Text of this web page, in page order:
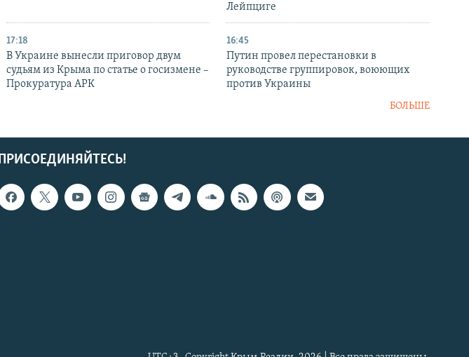
Лейпциге
17:18
В Украине вынесли приговор двум
судьям из Крыма по статье о госизмене –
Прокуратура АРК
16:45
Путин провел перестановки в
руководстве группировок, воюющих
против Украины
БОЛЬШЕ
ПРИСОЕДИНЯЙТЕСЬ!